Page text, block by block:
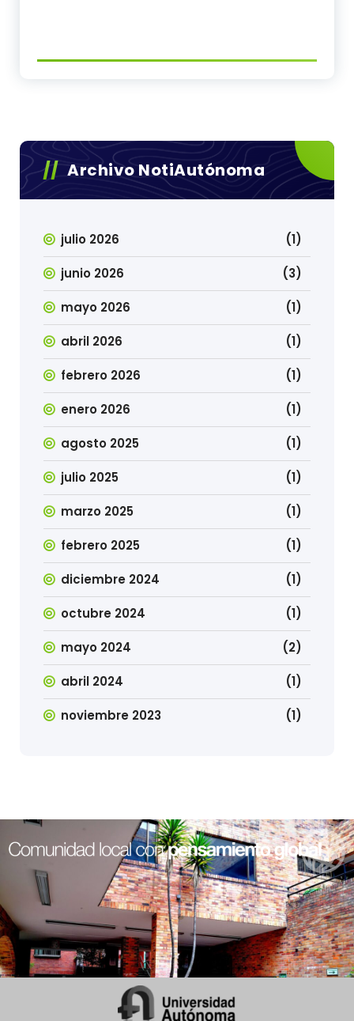
Archivo NotiAutónoma
julio 2026 (1)
junio 2026 (3)
mayo 2026 (1)
abril 2026 (1)
febrero 2026 (1)
enero 2026 (1)
agosto 2025 (1)
julio 2025 (1)
marzo 2025 (1)
febrero 2025 (1)
diciembre 2024 (1)
octubre 2024 (1)
mayo 2024 (2)
abril 2024 (1)
noviembre 2023 (1)